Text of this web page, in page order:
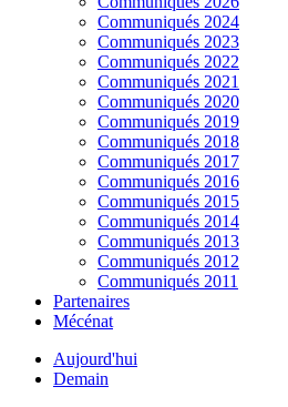
Communiqués 2024
Communiqués 2023
Communiqués 2022
Communiqués 2021
Communiqués 2020
Communiqués 2019
Communiqués 2018
Communiqués 2017
Communiqués 2016
Communiqués 2015
Communiqués 2014
Communiqués 2013
Communiqués 2012
Communiqués 2011
Partenaires
Mécénat
Aujourd'hui
Demain